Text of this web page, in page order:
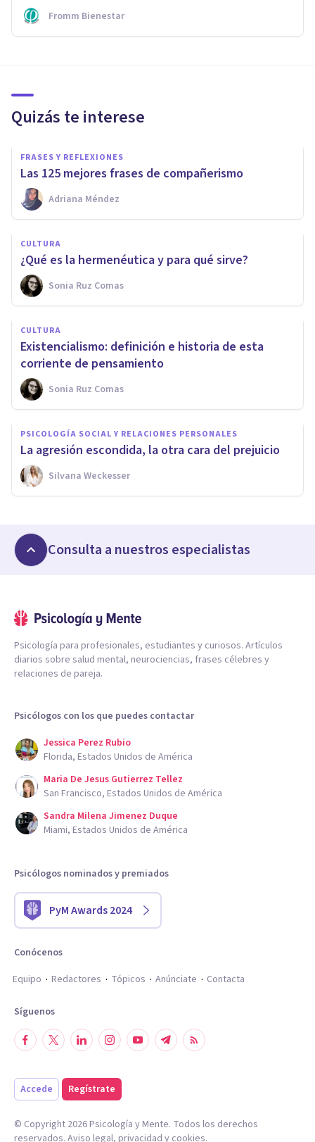
Fromm Bienestar
Quizás te interese
FRASES Y REFLEXIONES
Las 125 mejores frases de compañerismo
Adriana Méndez
CULTURA
¿Qué es la hermenéutica y para qué sirve?
Sonia Ruz Comas
CULTURA
Existencialismo: definición e historia de esta
corriente de pensamiento
Sonia Ruz Comas
PSICOLOGÍA SOCIAL Y RELACIONES PERSONALES
La agresión escondida, la otra cara del prejuicio
Silvana Weckesser
Consulta a nuestros especialistas
Psicología para profesionales, estudiantes y curiosos. Artículos
diarios sobre salud mental, neurociencias, frases célebres y
relaciones de pareja.
Psicólogos con los que puedes contactar
Jessica Perez Rubio
Florida, Estados Unidos de América
Maria De Jesus Gutierrez Tellez
San Francisco, Estados Unidos de América
Sandra Milena Jimenez Duque
Miami, Estados Unidos de América
Psicólogos nominados y premiados
PyM Awards 2024
Conócenos
Equipo
Redactores Tópicos Anúnciate Contacta
Síguenos
Accede Regístrate
© Copyright 2026Psicología y Mente. Todos los derechos
reservados. Aviso legal, privacidad y cookies.